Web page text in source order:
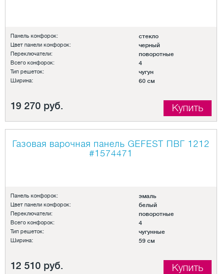
Панель конфорок: стекло
Цвет панели конфорок: черный
Переключатели: поворотные
Всего конфорок: 4
Тип решеток: чугун
Ширина: 60 см
19 270 руб. Купить
Газовая варочная панель GEFEST ПВГ 1212
#1574471
Панель конфорок: эмаль
Цвет панели конфорок: белый
Переключатели: поворотные
Всего конфорок: 4
Тип решеток: чугунные
Ширина: 59 см
12 510 руб. Купить